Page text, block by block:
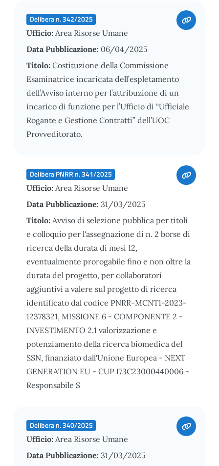
Delibera n. 342/2025
Ufficio: Area Risorse Umane
Data Pubblicazione: 06/04/2025
Titolo: Costituzione della Commissione
Esaminatrice incaricata dell’espletamento
dell’Avviso interno per l’attribuzione di un
incarico di funzione per l’Ufficio di “Ufficiale
Rogante e Gestione Contratti” dell’UOC
Provveditorato.
Delibera PNRR n. 341/2025
Ufficio: Area Risorse Umane
Data Pubblicazione: 31/03/2025
Titolo: Avviso di selezione pubblica per titoli
e colloquio per l'assegnazione di n. 2 borse di
ricerca della durata di mesi 12,
eventualmente prorogabile fino e non oltre la
durata del progetto, per collaboratori
aggiuntivi a valere sul progetto di ricerca
identificato dal codice PNRR-MCNT1-2023-
12378321, MISSIONE 6 - COMPONENTE 2 -
INVESTIMENTO 2.1 valorizzazione e
potenziamento della ricerca biomedica del
SSN, finanziato dall'Unione Europea - NEXT
GENERATION EU - CUP I73C23000440006 -
Responsabile S
Delibera n. 340/2025
Ufficio: Area Risorse Umane
Data Pubblicazione: 31/03/2025